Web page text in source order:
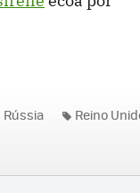
Rússia Reino